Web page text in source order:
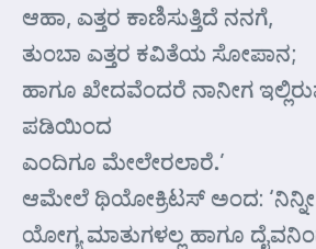
ಆಹಾ, ಎತ್ತರ ಕಾಣಿಸುತ್ತಿದೆ ನನಗೆ,
ತುಂಬಾ ಎತ್ತರ ಕವಿತೆಯ ಸೋಪಾನ;
ಹಾಗೂ ಖೇದವೆಂದರೆ ನಾನೀಗ
ಪಡಿಯಿಂದ
ಎಂದಿಗೂ ಮೇಲೇರಲಾರೆ.’
ಆಮೇಲೆ ಥಿಯೋಕ್ರಿಟಸ್ ಅಂದ: ‘ನಿನ್ನೀ
ಯೋಗ್ಯ ಮಾತುಗಳಲ್ಲ ಹಾಗೂ